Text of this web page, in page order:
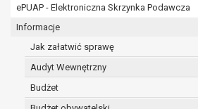
ePUAP - Elektroniczna Skrzynka Podawcza
Informacje
Jak załatwić sprawę
Audyt Wewnętrzny
Budżet
osobowe w imieniu
osobowych;
podmioty upoważnione do
przepisów prawa.